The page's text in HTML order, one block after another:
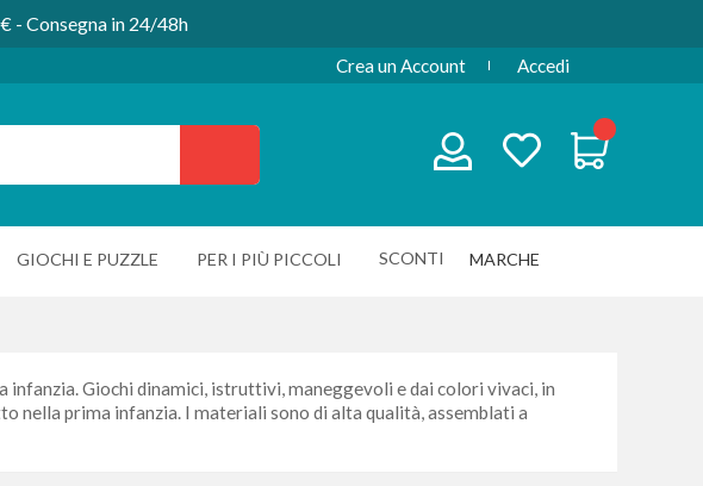
- Consegna in 24/48h
Crea un Account Accedi
GIOCHI E PUZZLE PER I PIÙ PICCOLI SCONTI MARCHE
infanzia. Giochi dinamici, istruttivi, maneggevoli e dai colori vivaci, in
nella prima infanzia. I materiali sono di alta qualità, assemblati a